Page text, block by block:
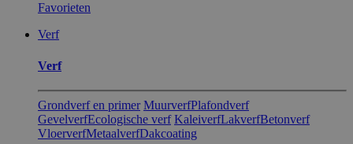
Favorieten
Verf
Verf
Grondverf en primer MuurverfPlafondverf
GevelverfEcologische verf KaleiverfLakverfBetonverf
VloerverfMetaalverfDakcoating